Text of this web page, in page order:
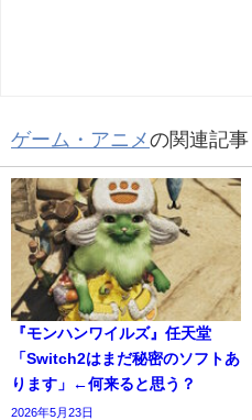
ゲーム・アニメの関連記事
『モンハンワイルズ』任天堂
「Switch2はまだ秘密のソフトあ
ります」←何来ると思う？
2026年5月23日